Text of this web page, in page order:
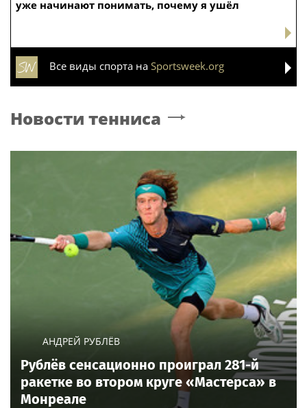
уже начинают понимать, почему я ушёл
Все виды спорта на Sportsweek.org
Новости тенниса
АНДРЕЙ РУБЛЁВ
Рублёв сенсационно проиграл 281-й
ракетке во втором круге «Мастерса» в
Монреале